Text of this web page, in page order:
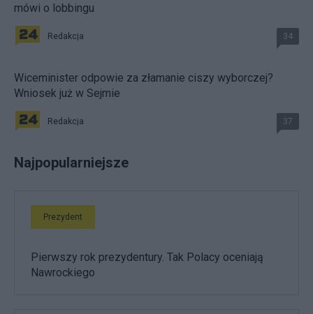
mówi o lobbingu
Redakcja 34
Wiceminister odpowie za złamanie ciszy wyborczej?
Wniosek już w Sejmie
Redakcja 37
Najpopularniejsze
Prezydent
Pierwszy rok prezydentury. Tak Polacy oceniają
Nawrockiego